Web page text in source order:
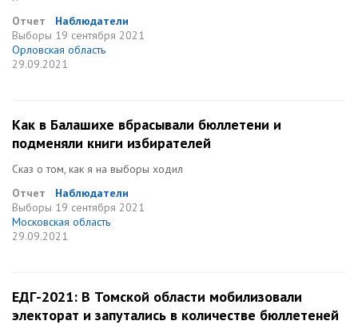
Отчет
Наблюдатели
Выборы 19 сентября 2021
Орловская область
29.09.2021
Как в Балашихе вбрасывали бюллетени и
подменяли книги избирателей
Сказ о том, как я на выборы ходил
Отчет
Наблюдатели
Выборы 19 сентября 2021
Московская область
29.09.2021
ЕДГ-2021: В Томской области мобилизовали
электорат и запутались в количестве бюллетеней